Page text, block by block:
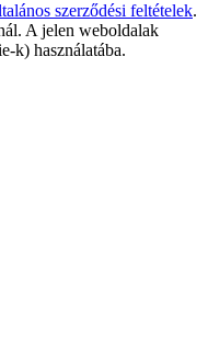
szerződési feltételek.
A jelen weboldalak
k) használatába.